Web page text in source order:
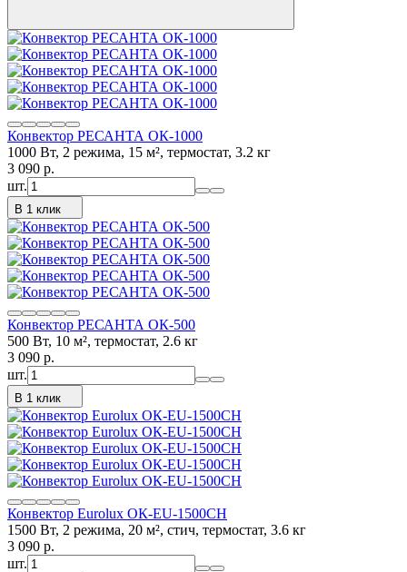
Конвектор РЕСАНТА ОК-1000
1000 Вт, 2 режима, 15 м², термостат, 3.2 кг
3 090 p.
шт.
В 1 клик
Конвектор РЕСАНТА ОК-500
500 Вт, 10 м², термостат, 2.6 кг
3 090 p.
шт.
В 1 клик
Конвектор Eurolux ОК-EU-1500CH
1500 Вт, 2 режима, 20 м², стич, термостат, 3.6 кг
3 090 p.
шт.